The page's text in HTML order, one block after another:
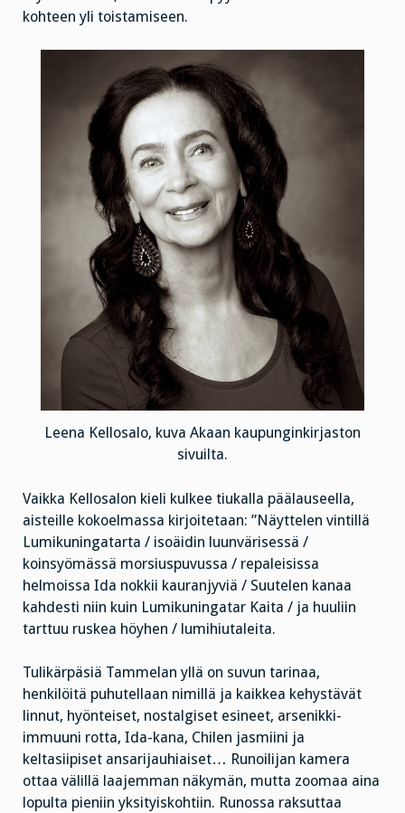
kohteen yli toistamiseen.
Leena Kellosalo, kuva Akaan kaupunginkirjaston
sivuilta.
Vaikka Kellosalon kieli kulkee tiukalla päälauseella,
aisteille kokoelmassa kirjoitetaan: ”Näyttelen vintillä
Lumikuningatarta / isoäidin luunvärisessä /
koinsyömässä morsiuspuvussa / repaleisissa
helmoissa Ida nokkii kauranjyviä / Suutelen kanaa
kahdesti niin kuin Lumikuningatar Kaita / ja huuliin
tarttuu ruskea höyhen / lumihiutaleita.
Tulikärpäsiä Tammelan yllä on suvun tarinaa,
henkilöitä puhutellaan nimillä ja kaikkea kehystävät
linnut, hyönteiset, nostalgiset esineet, arsenikki-
immuuni rotta, Ida-kana, Chilen jasmiini ja
keltasiipiset ansarijauhiaiset… Runoilijan kamera
ottaa välillä laajemman näkymän, mutta zoomaa aina
lopulta pieniin yksityiskohtiin. Runossa raksuttaa